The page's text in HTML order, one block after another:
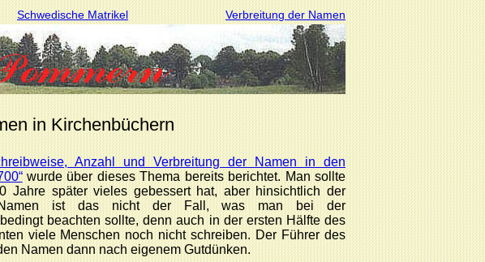
Schwedische Matrikel Verbreitung der Namen
in Kirchenbüchern
Anzahl und Verbreitung der Namen in den
wurde über dieses Thema bereits berichtet. Man sollte
Jahre später vieles gebessert hat, aber hinsichtlich der
Namen ist das nicht der Fall, was man bei der
beachten sollte, denn auch in der ersten Hälfte des
viele Menschen noch nicht schreiben. Der Führer des
Namen dann nach eigenem Gutdünken.